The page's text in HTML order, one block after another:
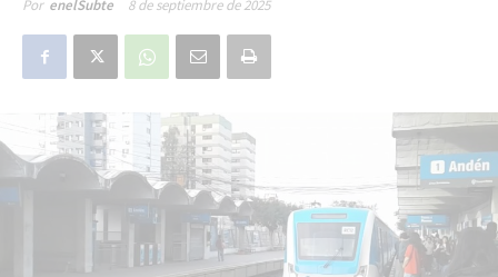
Por enelSubte 8 de septiembre de 2025